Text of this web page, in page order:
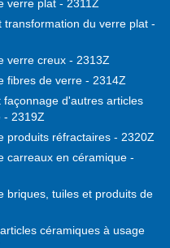
verre plat - 2311Z
du verre plat -
verre creux - 2313Z
fibres de verre - 2314Z
d'autres articles
- 2319Z
produits réfractaires - 2320Z
carreaux en céramique -
briques, tuiles et produits de
céramiques à usage